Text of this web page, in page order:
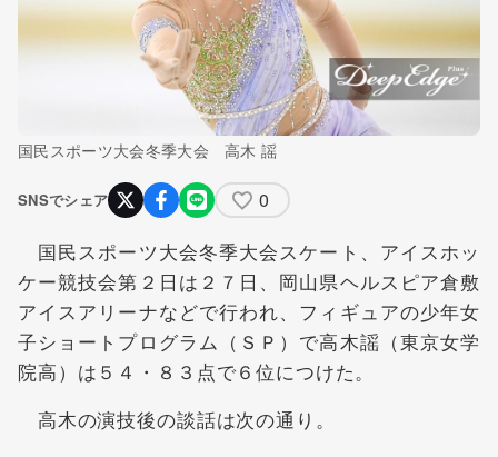
国民スポーツ大会冬季大会 高木 謡
SNSでシェア 0
国民スポーツ大会冬季大会スケート、アイスホッ
ケー競技会第２日は２７日、岡山県ヘルスピア倉敷
アイスアリーナなどで行われ、フィギュアの少年女
子ショートプログラム（ＳＰ）で高木謡（東京女学
院高）は５４・８３点で６位につけた。
高木の演技後の談話は次の通り。